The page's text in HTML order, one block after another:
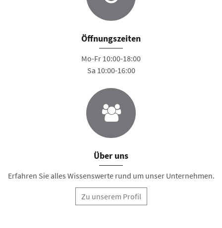
Öffnungszeiten
Mo-Fr 10:00-18:00
Sa 10:00-16:00
Über uns
Erfahren Sie alles Wissenswerte rund um unser Unternehmen.
Zu unserem Profil